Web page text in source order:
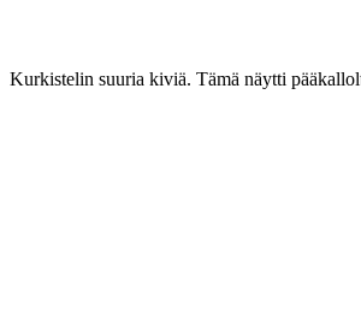
Kurkistelin suuria kiviä. Tämä näytti